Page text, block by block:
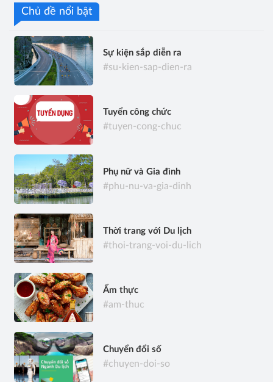
Chủ đề nổi bật
Sự kiện sắp diễn ra
#su-kien-sap-dien-ra
Tuyển công chức
#tuyen-cong-chuc
Phụ nữ và Gia đình
#phu-nu-va-gia-dinh
Thời trang với Du lịch
#thoi-trang-voi-du-lich
Ẩm thực
#am-thuc
Chuyển đổi số
#chuyen-doi-so